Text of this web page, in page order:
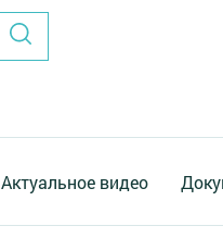
Актуальное видео